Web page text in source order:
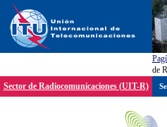
de
Sector de Radiocomunicaciones (UIT-R)